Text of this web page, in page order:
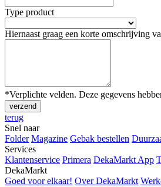
Type product
Hiernaast graag een korte omschrijving
*Verplichte velden. Deze gegevens
verzend
terug
Snel naar
Folder Magazine Gebak bestellen
Services
Klantenservice Primera DekaMarkt App
DekaMarkt
Goed voor elkaar! Over DekaMarkt